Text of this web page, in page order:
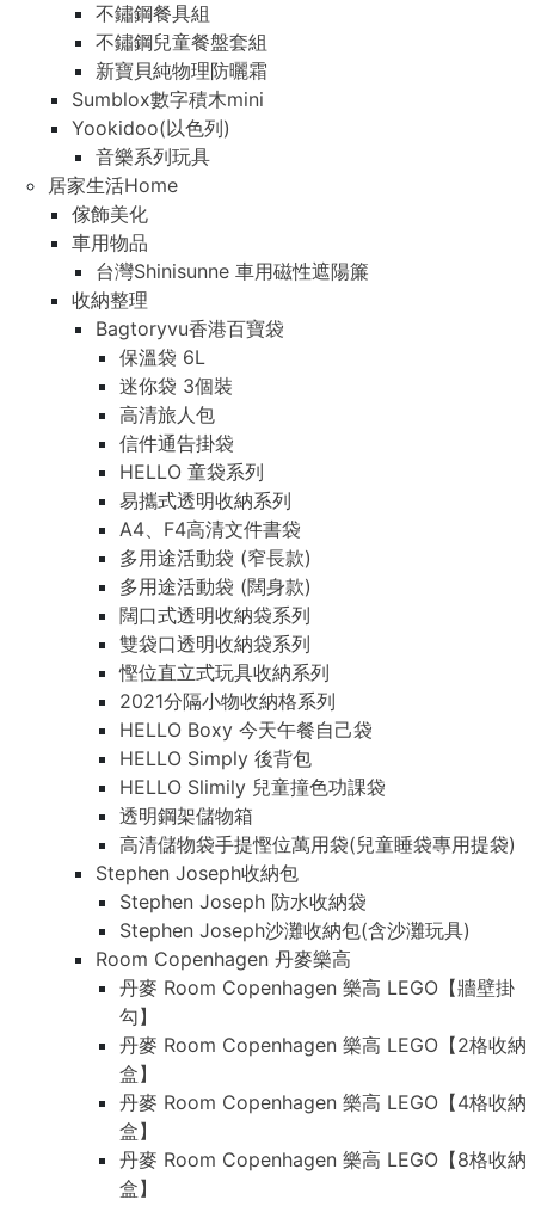
不鏽鋼餐具組
不鏽鋼兒童餐盤套組
新寶貝純物理防曬霜
Sumblox數字積木mini
Yookidoo(以色列)
音樂系列玩具
居家生活Home
傢飾美化
車用物品
台灣Shinisunne 車用磁性遮陽簾
收納整理
Bagtoryvu香港百寶袋
保溫袋 6L
迷你袋 3個裝
高清旅人包
信件通告掛袋
HELLO 童袋系列
易攜式透明收納系列
A4、F4高清文件書袋
多用途活動袋 (窄長款)
多用途活動袋 (闊身款)
闊口式透明收納袋系列
雙袋口透明收納袋系列
慳位直立式玩具收納系列
2021分隔小物收納格系列
HELLO Boxy 今天午餐自己袋
HELLO Simply 後背包
HELLO Slimily 兒童撞色功課袋
透明鋼架儲物箱
高清儲物袋手提慳位萬用袋(兒童睡袋專用提袋)
Stephen Joseph收納包
Stephen Joseph 防水收納袋
Stephen Joseph沙灘收納包(含沙灘玩具)
Room Copenhagen 丹麥樂高
丹麥 Room Copenhagen 樂高 LEGO【牆壁掛
勾】
丹麥 Room Copenhagen 樂高 LEGO【2格收納
盒】
丹麥 Room Copenhagen 樂高 LEGO【4格收納
盒】
丹麥 Room Copenhagen 樂高 LEGO【8格收納
盒】